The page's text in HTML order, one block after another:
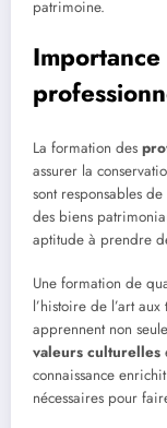
patrimoine.
La formation des
assurer la
sont responsables
des biens
aptitude à prendre
Une formation de
l’histoire de l’art
apprennent non
valeurs culturelles
connaissance
nécessaires pour